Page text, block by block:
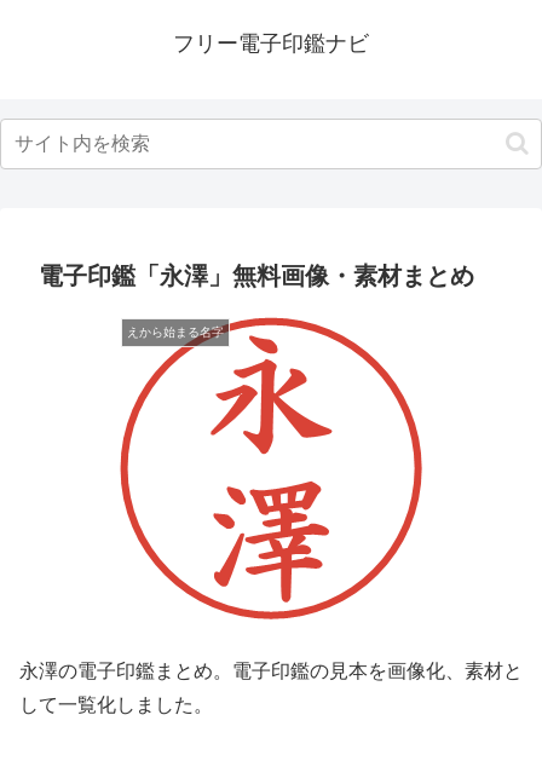
フリー電子印鑑ナビ
電子印鑑「永澤」無料画像・素材まとめ
えから始まる名字
永澤の電子印鑑まとめ。電子印鑑の見本を画像化、素材と
して一覧化しました。